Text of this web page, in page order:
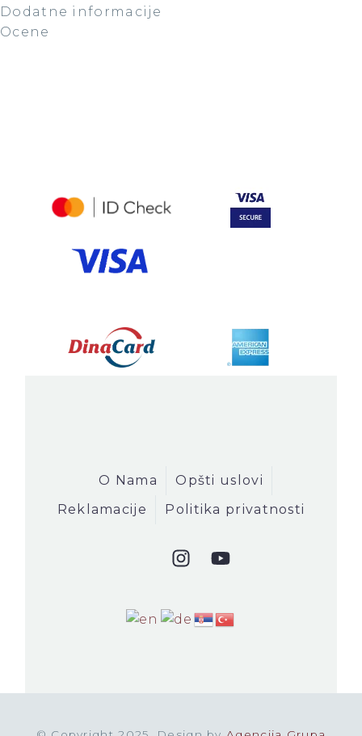
Dodatne informacije
Ocene
O Nama
Opšti uslovi
Reklamacije
Politika privatnosti